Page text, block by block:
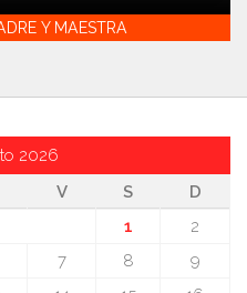
Y MAESTRA
2026
V S
D
1
2
7 8
9